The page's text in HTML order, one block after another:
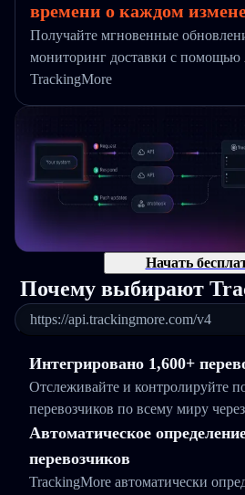
времени о каждом
Получайте мгновенные
мониторинг доставки с
TrackingMore
Начать
Почему выбирают
https://api.trackingmore.com/v4
Интегрировано 1,600+
Отслеживайте и контролируйте
перевозчиков по всему миру
Автоматическое
перевозчиков
TrackingMore автоматически